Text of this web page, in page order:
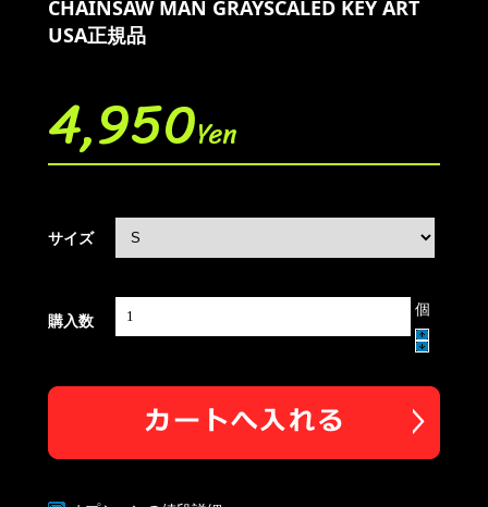
CHAINSAW MAN GRAYSCALED KEY ART
USA正規品
4,950Yen
サイズ
購入数
個